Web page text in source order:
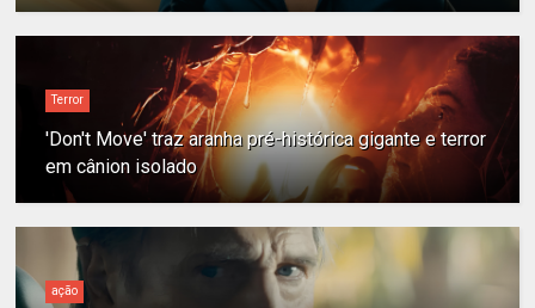
Terror
'Don't Move' traz aranha pré-histórica gigante e terror
em cânion isolado
ação